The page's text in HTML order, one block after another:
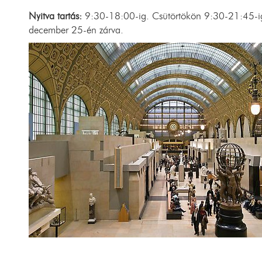
Nyitva tartás: 9:30-18:00-ig. Csütörtökön 9:30-21:45-
december 25-én zárva.